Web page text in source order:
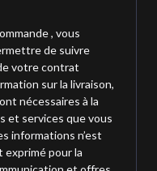
, vous
de suivre
votre contrat
sur la livraison,
nécessaires à la
et services que vous
informations n’est
exprimé pour la